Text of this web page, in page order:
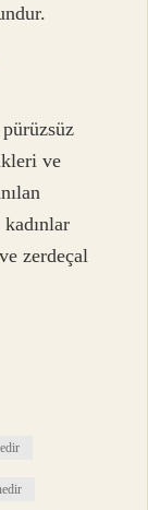
ve
zerdeçal